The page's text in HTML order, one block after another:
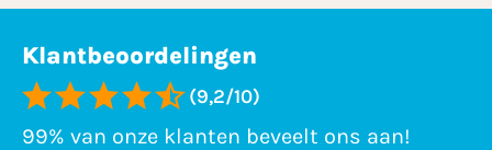
Klantbeoordelingen
(9,2/10)
99% van onze klanten beveelt ons aan!